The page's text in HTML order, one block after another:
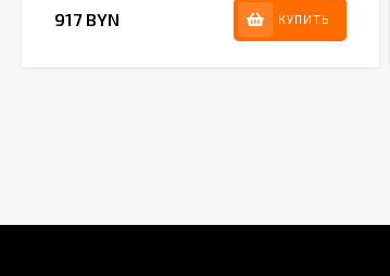
917 BYN КУПИТЬ